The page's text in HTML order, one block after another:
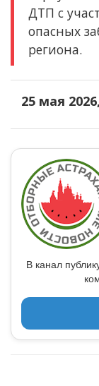
ДТП с
опасных
региона.
25 мая
В канал